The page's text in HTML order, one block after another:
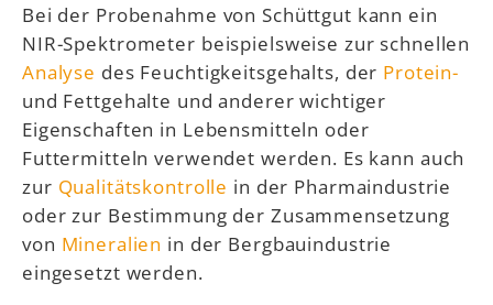
Bei der Probenahme von Schüttgut kann ein
NIR-Spektrometer beispielsweise zur schnellen
Analyse des Feuchtigkeitsgehalts, der Protein-
und Fettgehalte und anderer wichtiger
Eigenschaften in Lebensmitteln oder
Futtermitteln verwendet werden. Es kann auch
zur Qualitätskontrolle in der Pharmaindustrie
oder zur Bestimmung der Zusammensetzung
von Mineralien in der Bergbauindustrie
eingesetzt werden.